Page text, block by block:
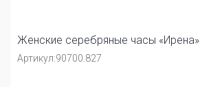
Женские серебряные часы «Ирена»
Артикул:90700.827